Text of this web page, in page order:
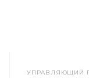
УПРАВЛЯЮЩИЙ